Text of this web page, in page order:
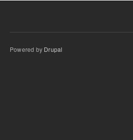
Powered by Drupal